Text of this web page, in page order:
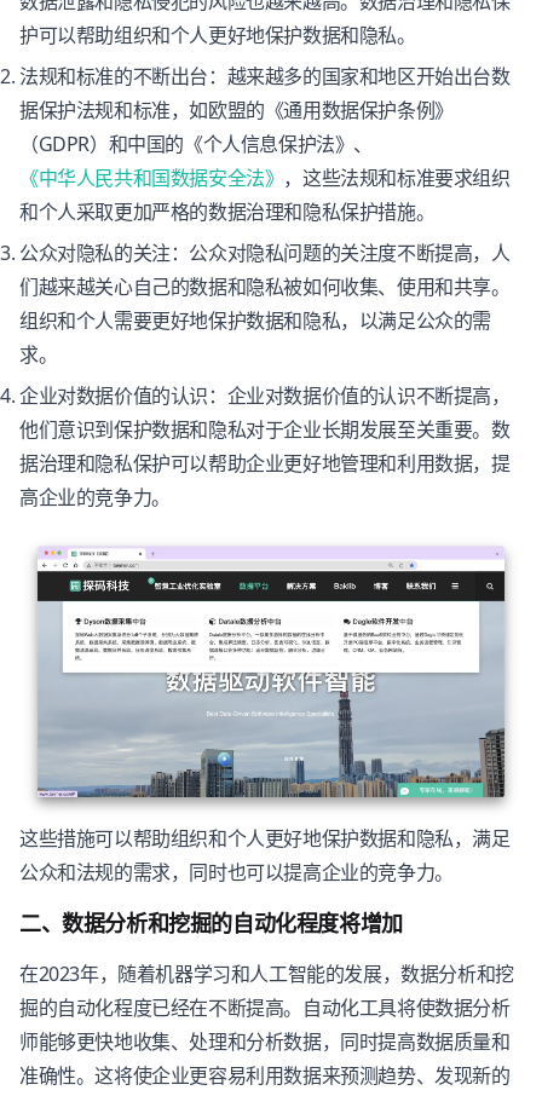
护可以帮助组织和个人更好地保护数据和隐私。
法规和标准的不断出台：越来越多的国家和地区开始出台数
据保护法规和标准，如欧盟的《通用数据保护条例》
（GDPR）和中国的《个人信息保护法》、
《中华人民共和国数据安全法》 ，这些法规和标准要求组织
和个人采取更加严格的数据治理和隐私保护措施。
公众对隐私的关注：公众对隐私问题的关注度不断提高，人
们越来越关心自己的数据和隐私被如何收集、使用和共享。
组织和个人需要更好地保护数据和隐私，以满足公众的需
求。
企业对数据价值的认识：企业对数据价值的认识不断提高，
他们意识到保护数据和隐私对于企业长期发展至关重要。数
据治理和隐私保护可以帮助企业更好地管理和利用数据，提
高企业的竞争力。
这些措施可以帮助组织和个人更好地保护数据和隐私，满足
公众和法规的需求，同时也可以提高企业的竞争力。
二、数据分析和挖掘的自动化程度将增加
在2023年，随着机器学习和人工智能的发展，数据分析和挖
掘的自动化程度已经在不断提高。自动化工具将使数据分析
师能够更快地收集、处理和分析数据，同时提高数据质量和
准确性。这将使企业更容易利用数据来预测趋势、发现新的